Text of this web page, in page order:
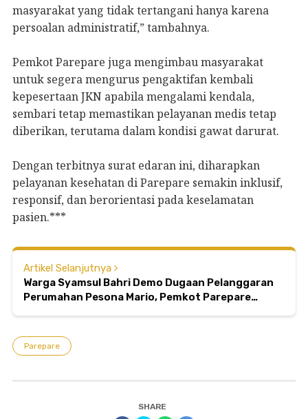
masyarakat yang tidak tertangani hanya karena
persoalan administratif,” tambahnya.
Pemkot Parepare juga mengimbau masyarakat
untuk segera mengurus pengaktifan kembali
kepesertaan JKN apabila mengalami kendala,
sembari tetap memastikan pelayanan medis tetap
diberikan, terutama dalam kondisi gawat darurat.
Dengan terbitnya surat edaran ini, diharapkan
pelayanan kesehatan di Parepare semakin inklusif,
responsif, dan berorientasi pada keselamatan
pasien.***
Artikel Selanjutnya
Warga Syamsul Bahri Demo Dugaan Pelanggaran
Perumahan Pesona Mario, Pemkot Parepare
Parepare
SHARE